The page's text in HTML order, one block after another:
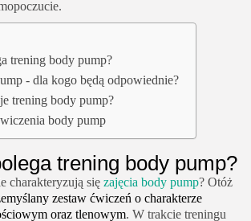
trening body pump?
- dla kogo będą odpowiednie?
trening body pump?
body pump
trening body pump?
charakteryzują się zajęcia body pump? Otóż
zestaw ćwiczeń o charakterze
oraz tlenowym. W trakcie treningu